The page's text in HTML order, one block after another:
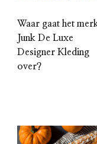
Waar gaat het
Junk De Luxe
Designer Kleding
over?